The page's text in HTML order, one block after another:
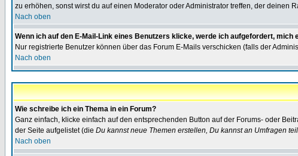
zu erhöhen, sonst wirst du auf einen Moderator oder Administrator treffen, der deinen
Nach oben
Wenn ich auf den E-Mail-Link eines Benutzers klicke, werde ich aufgefordert, mich
Nur registrierte Benutzer können über das Forum E-Mails verschicken (falls der
Nach oben
Wie schreibe ich ein Thema in ein Forum?
Ganz einfach, klicke einfach auf den entsprechenden Button auf der Forums- oder
der Seite aufgelistet (die Du kannst neue Themen erstellen, Du kannst an Umfragen
Nach oben